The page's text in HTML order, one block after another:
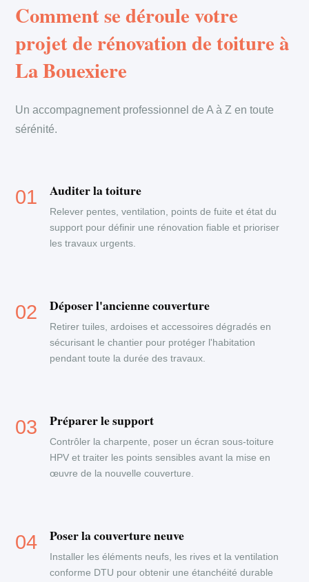
Comment se déroule votre
projet de rénovation de toiture à
La Bouexiere
Un accompagnement professionnel de A à Z en toute
sérénité.
Auditer la toiture
Relever pentes, ventilation, points de fuite et état du
support pour définir une rénovation fiable et prioriser
les travaux urgents.
Déposer l'ancienne couverture
Retirer tuiles, ardoises et accessoires dégradés en
sécurisant le chantier pour protéger l'habitation
pendant toute la durée des travaux.
Préparer le support
Contrôler la charpente, poser un écran sous-toiture
HPV et traiter les points sensibles avant la mise en
œuvre de la nouvelle couverture.
Poser la couverture neuve
Installer les éléments neufs, les rives et la ventilation
conforme DTU pour obtenir une étanchéité durable